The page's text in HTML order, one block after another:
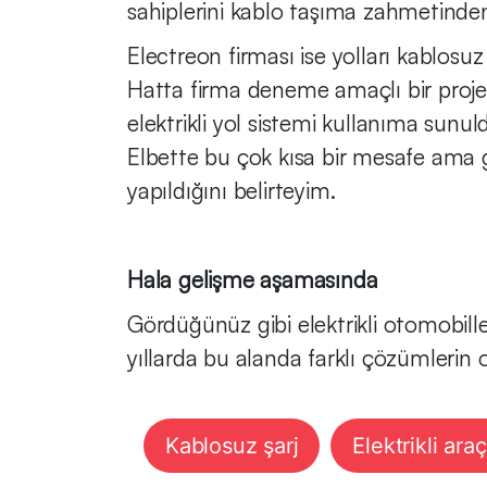
sahiplerini kablo taşıma
Electreon firması ise yolları
Hatta firma deneme amaçlı bir
elektrikli yol sistemi kullanıma
Elbette bu çok kısa bir mesafe ama
yapıldığını belirteyim.
Hala gelişme aşamasında
Gördüğünüz gibi elektrikli
yıllarda bu alanda farklı çözümlerin
Kablosuz şarj Elektrikli